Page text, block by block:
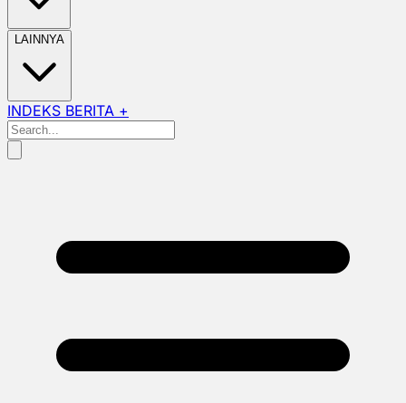
LAINNYA
INDEKS BERITA +